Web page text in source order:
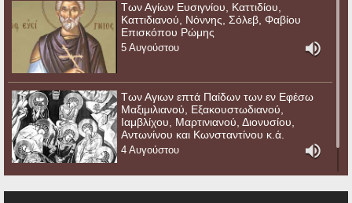
Των Αγίων Ευσιγνίου, Καττιδίου,
Καττιδιανού, Νόννης, Σόλεβ, Φαβίου
Επισκόπου Ρώμης
5 Αυγούστου
Των Αγιων επτά Παίδων των εν Εφέσω
Μαξιμιλιανού, Εξακουστωδιανού,
Ιαμβλίχου, Μαρτινιανού, Διονυσίου,
Αντωνίνου και Κωνσταντίνου κ.ά.
4 Αυγούστου